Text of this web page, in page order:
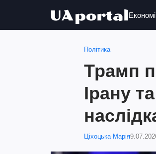
Політика
Трамп
Ірану
Ціхоцька Марія